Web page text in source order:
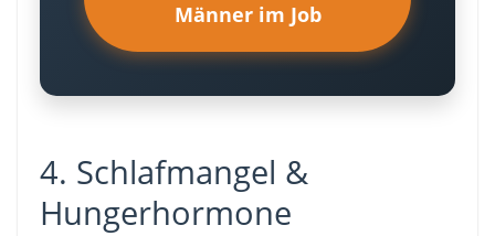
Männer im Job
4. Schlafmangel &
Hungerhormone